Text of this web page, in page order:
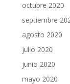
octubre 2020
septiembre
agosto 2020
julio 2020
junio 2020
mayo 2020